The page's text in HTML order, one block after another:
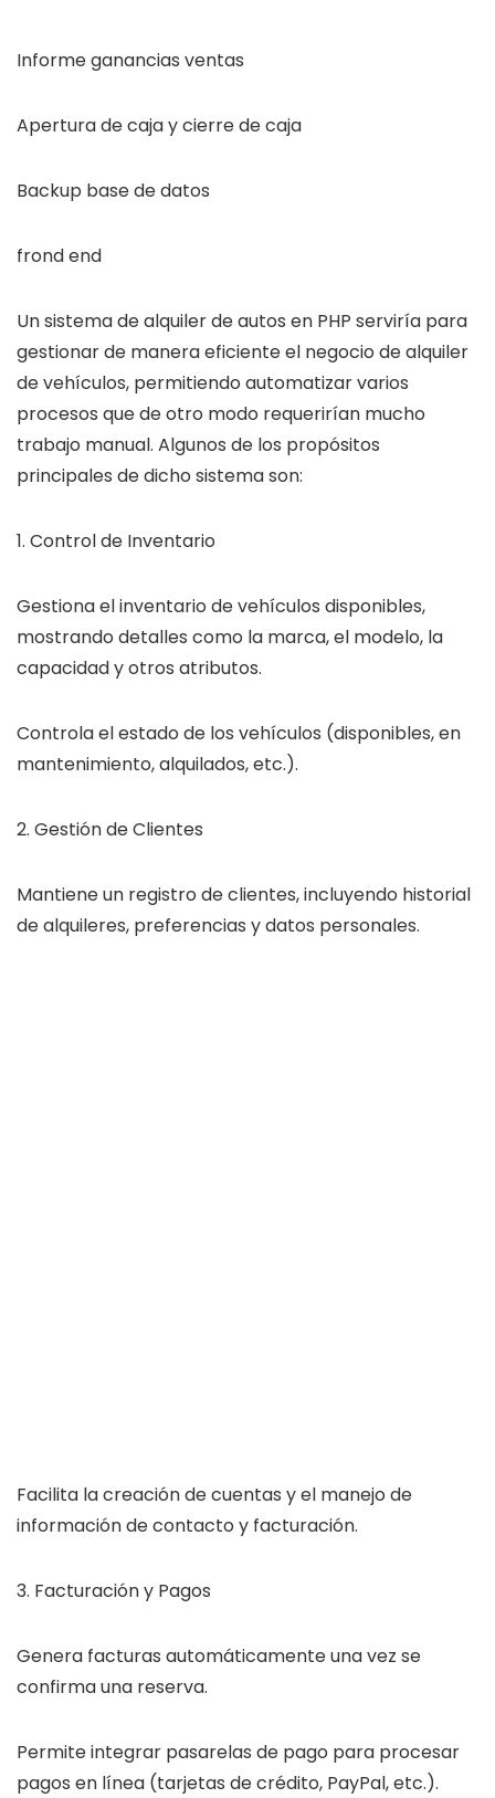
Informe ganancias ventas
Apertura de caja y cierre de caja
Backup base de datos
frond end
Un sistema de alquiler de autos en PHP serviría para
gestionar de manera eficiente el negocio de alquiler
de vehículos, permitiendo automatizar varios
procesos que de otro modo requerirían mucho
trabajo manual. Algunos de los propósitos
principales de dicho sistema son:
1. Control de Inventario
Gestiona el inventario de vehículos disponibles,
mostrando detalles como la marca, el modelo, la
capacidad y otros atributos.
Controla el estado de los vehículos (disponibles, en
mantenimiento, alquilados, etc.).
2. Gestión de Clientes
Mantiene un registro de clientes, incluyendo historial
de alquileres, preferencias y datos personales.
Facilita la creación de cuentas y el manejo de
información de contacto y facturación.
3. Facturación y Pagos
Genera facturas automáticamente una vez se
confirma una reserva.
Permite integrar pasarelas de pago para procesar
pagos en línea (tarjetas de crédito, PayPal, etc.).